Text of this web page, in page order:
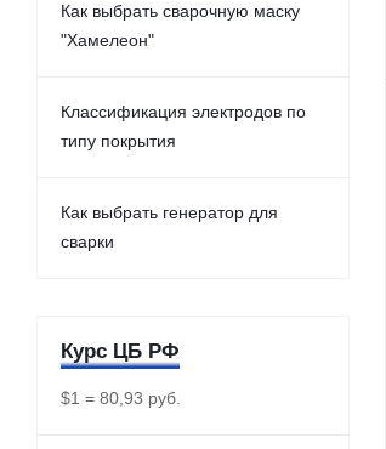
Как выбрать сварочную маску
"Хамелеон"
Классификация электродов по
типу покрытия
Как выбрать генератор для
сварки
Курс ЦБ РФ
$1 = 80,93 руб.